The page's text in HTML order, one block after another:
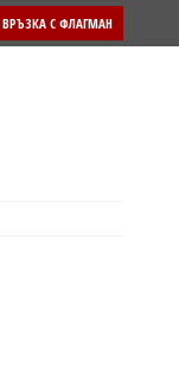
ВРЪЗКА С ФЛАГМАН